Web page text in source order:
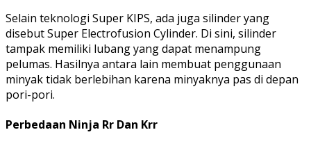
Selain teknologi Super KIPS, ada juga silinder yang
disebut Super Electrofusion Cylinder. Di sini, silinder
tampak memiliki lubang yang dapat menampung
pelumas. Hasilnya antara lain membuat penggunaan
minyak tidak berlebihan karena minyaknya pas di depan
pori-pori.
Perbedaan Ninja Rr Dan Krr